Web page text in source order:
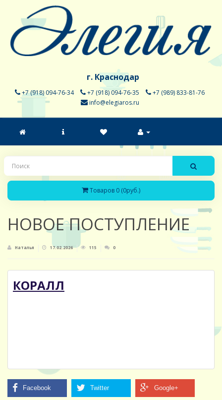
г. Краснодар
+7 (918) 094-76-34 +7 (918) 094-76-35
+7 (989) 833-81-76
info@elegiaros.ru
Товаров 0 (0руб.)
НОВОЕ ПОСТУПЛЕНИЕ
Наталья 17.02.2026 115 0
КОРАЛЛ